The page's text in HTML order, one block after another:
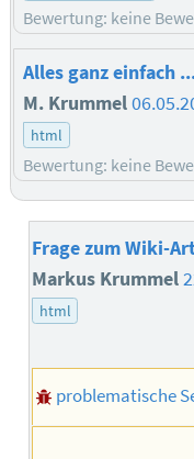
Bewertung: keine
Alles ganz einfach
M. Krummel
html
Bewertung: keine
Frage zum Wiki-
Markus Krummel
html
problematische